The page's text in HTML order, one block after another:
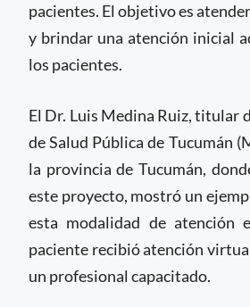
pacientes. El objetivo es
y brindar una atención inicial
los pacientes.
El Dr. Luis Medina Ruiz, titular
de Salud Pública de Tucumán
la provincia de Tucumán,
este proyecto, mostró un
esta modalidad de atención
paciente recibió atención
un profesional capacitado.